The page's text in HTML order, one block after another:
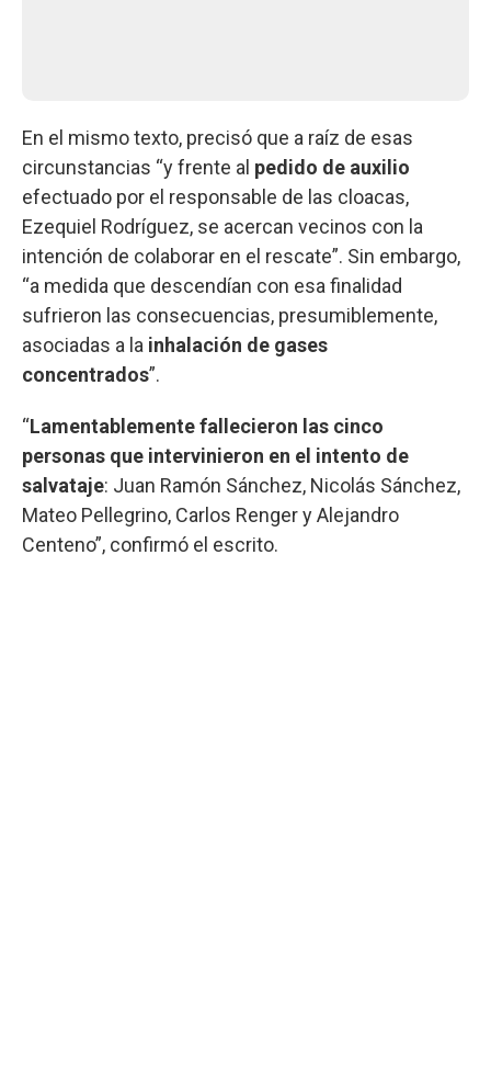
En el mismo texto, precisó que a raíz de esas
circunstancias “y frente al pedido de auxilio
efectuado por el responsable de las cloacas,
Ezequiel Rodríguez, se acercan vecinos con la
intención de colaborar en el rescate”. Sin embargo,
“a medida que descendían con esa finalidad
sufrieron las consecuencias, presumiblemente,
asociadas a la inhalación de gases
concentrados”.
“Lamentablemente fallecieron las cinco
personas que intervinieron en el intento de
salvataje: Juan Ramón Sánchez, Nicolás Sánchez,
Mateo Pellegrino, Carlos Renger y Alejandro
Centeno”, confirmó el escrito.